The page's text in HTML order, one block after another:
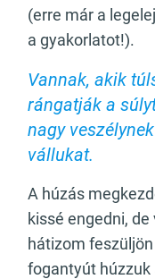
(erre már a
a gyakorlatot!).
Vannak, akik
rángatják a
nagy
vállukat.
A húzás
kissé engedni,
hátizom
fogantyút húzzuk